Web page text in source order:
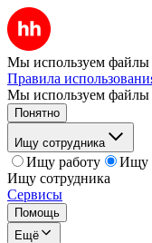
Мы используем файлы
Правила
Мы используем файлы
Понятно
Ищу сотрудника
Ищу работу
Ищу
Ищу сотрудника
Сервисы
Помощь
Ещё